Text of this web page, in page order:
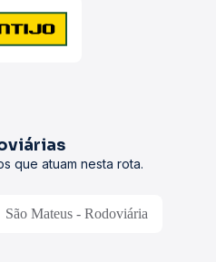
que atuam nesta rota.
São Mateus - Rodoviária